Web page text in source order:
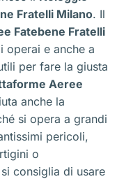
Fratelli Milano. Il
Fatebene Fratelli
operai e anche a
per fare la giusta
Aeree
anche la
si opera a grandi
pericoli,
o
consiglia di usare